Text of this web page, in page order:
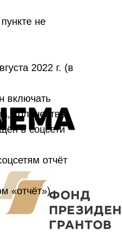
не
2022 г. (в
включать
количество
в соцсети
отчёт
«отчёт»)